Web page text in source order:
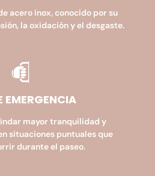
acero inox, conocido por su
la oxidación y el desgaste.
EMERGENCIA​
mayor tranquilidad y
situaciones puntuales que
durante el paseo.